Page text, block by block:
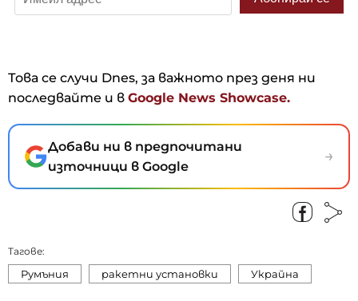
Това се случи Dnes, за важното през деня ни
последвайте и в Google News Showcase.
Добави ни в предпочитани
източници в Google
→
Тагове:
Румъния ракетни установки Украйна